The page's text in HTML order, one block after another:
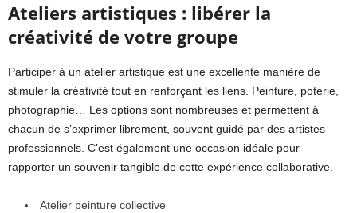
Ateliers artistiques : libérer la
créativité de votre groupe
Participer à un atelier artistique est une excellente manière de
stimuler la créativité tout en renforçant les liens. Peinture, poterie,
photographie… Les options sont nombreuses et permettent à
chacun de s’exprimer librement, souvent guidé par des artistes
professionnels. C’est également une occasion idéale pour
rapporter un souvenir tangible de cette expérience collaborative.
Atelier peinture collective